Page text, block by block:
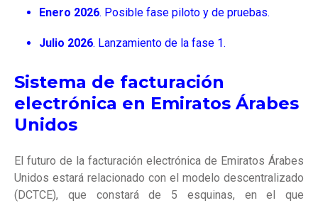
Enero 2026. Posible fase piloto y de pruebas.
Julio 2026. Lanzamiento de la fase 1.
Sistema de facturación
electrónica en Emiratos Árabes
Unidos
El futuro de la facturación electrónica de Emiratos Árabes
Unidos estará relacionado con el modelo descentralizado
(DCTCE), que constará de 5 esquinas, en el que